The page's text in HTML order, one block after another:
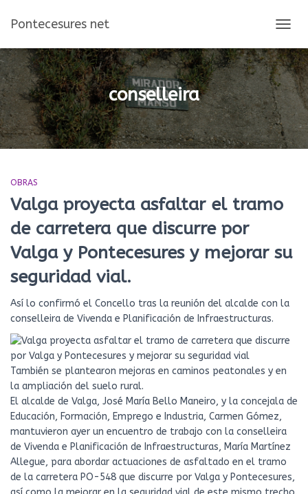
Pontecesures net
MODO
DE
conselleira
OBRAS
Valga proyecta asfaltar el tramo
de carretera que discurre por
Valga y Pontecesures y mejorar su
seguridad vial.
Así lo confirmó el Concello tras la reunión del alcalde con la
conselleira de Vivenda e Planificación de Infraestructuras.
También se plantearon mejoras en caminos peatonales y en
la ampliación del suelo rural.
El alcalde de Valga, José María Bello Maneiro, y la concejala de
Educación, Formación, Emprego e Industria, Carmen Gómez,
mantuvieron ayer un encuentro de trabajo con la conselleira
de Vivenda e Planificación de Infraestructuras, María Martínez
Allegue, para abordar actuaciones de asfaltado en el tramo
de la carretera PO-548 que discurre por Valga y Pontecesures,